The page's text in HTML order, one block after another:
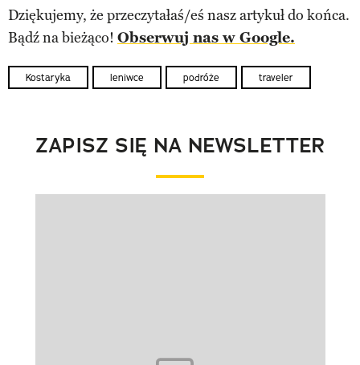
Dziękujemy, że przeczytałaś/eś nasz artykuł do końca.
Bądź na bieżąco! Obserwuj nas w Google.
Kostaryka leniwce podróże traveler
ZAPISZ SIĘ NA NEWSLETTER